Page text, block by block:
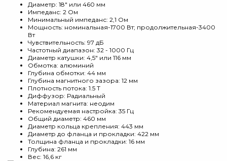
Диаметр: 18" или 460 мм
Импеданс: 2 Ом
Минимальный импеданс: 2,1 Ом
Мощность: номинальная-1700 Вт; продолжительная-3400
Вт
Чувствительность: 97 дБ
Частотный диапазон: 32 - 1000 Гц
Диаметр катушки: 4,5" или 116 мм
Обмотка: алюминий
Глубина обмотки: 44 мм
Глубина магнитного зазора: 12 мм
Плотность потока: 1.5 T
Диффузор: Радиальный
Материал магнита: неодим
Рекомендуемая настройка: 35 Гц
Общий диаметр: 460 мм
Диаметр кольца крепления: 443 мм
Диаметр до фланца и прокладки: 422 мм
Толщина фланца и прокладки: 16 мм
Глубина: 261 мм
Вес: 16,6 кг